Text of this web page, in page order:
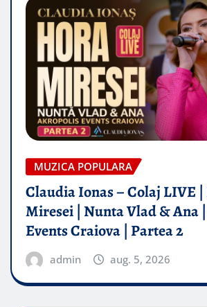
MUZICA POPULARA
Claudia Ionas – Colaj LIVE
Miresei | Nunta Vlad & Ana
Events Craiova | Partea 2
admin aug. 5, 2026